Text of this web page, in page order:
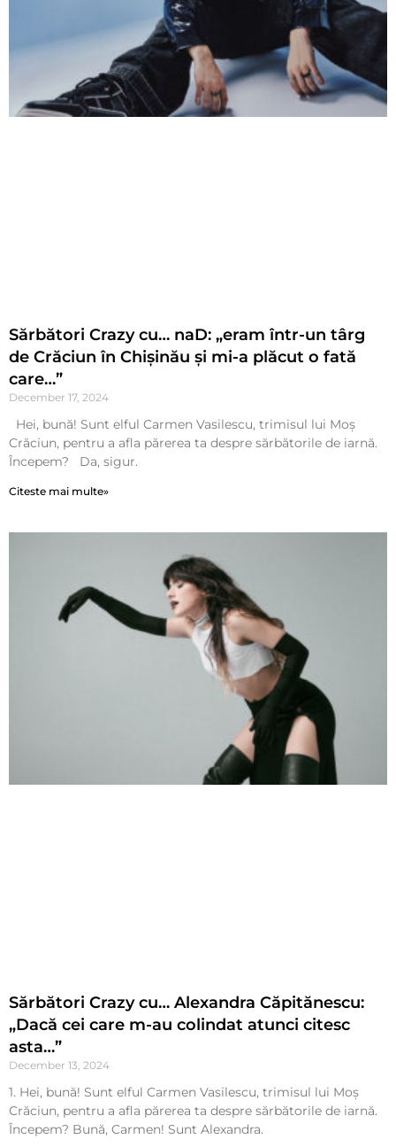
Sărbători Crazy cu… naD: „eram într-un târg
de Crăciun în Chișinău și mi-a plăcut o fată
care…”
December 17, 2024
Hei, bună! Sunt elful Carmen Vasilescu, trimisul lui Moș
Crăciun, pentru a afla părerea ta despre sărbătorile de iarnă.
Începem? Da, sigur.
Citeste mai multe»
Sărbători Crazy cu… Alexandra Căpitănescu:
„Dacă cei care m-au colindat atunci citesc
asta…”
December 13, 2024
1. Hei, bună! Sunt elful Carmen Vasilescu, trimisul lui Moș
Crăciun, pentru a afla părerea ta despre sărbătorile de iarnă.
Începem? Bună, Carmen! Sunt Alexandra.